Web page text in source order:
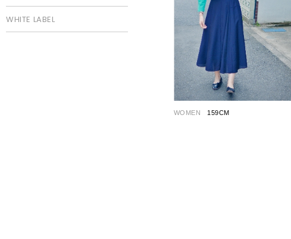
WHITE LABEL
WOMEN 159CM